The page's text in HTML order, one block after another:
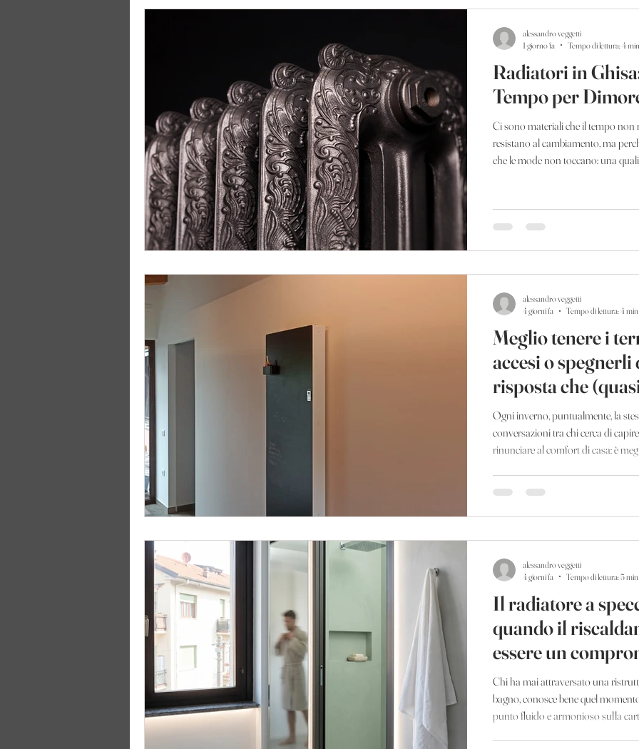
Radiatori in
Tempo per
Ci sono materiali che il tempo non
resistano al cambiamento, ma
che le mode non toccano: una
stagione Chi entra in una dimora
villa di inizio Novecento, riconosce
alessandro veggetti
1 giorno fa
Tempo di lettura: 4 min
Meglio tenere i
accesi o spegnerli
risposta che
intero
Ogni inverno, puntualmente, la
conversazioni tra chi cerca di
rinunciare al comfort di casa: è
merita una risposta altrettanto
alessandro veggetti
4 giorni fa
Tempo di lettura: 4 min
Il radiatore a
quando il
essere un
Chi ha mai attraversato una
bagno, conosce bene quel
punto fluido e armonioso sulla
alessandro veggetti
4 giorni fa
Tempo di lettura: 5 min